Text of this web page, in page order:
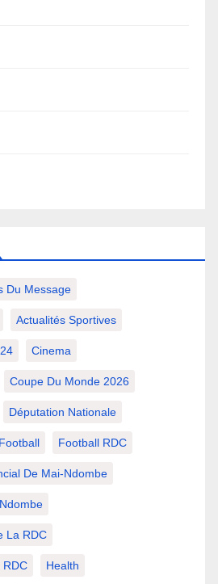
Du Message
Actualités Sportives
Cinema
Coupe Du Monde 2026
Députation Nationale
Football Football RDC
De Mai-Ndombe
La RDC
RDC Health